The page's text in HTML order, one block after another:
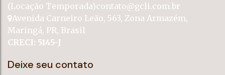
(Locação Temporada)contato@gcli.com.br
Avenida Carneiro Leão, 563, Zona Armazém,
Maringá, PR, Brasil
CRECI: 5145-J
Deixe seu contato